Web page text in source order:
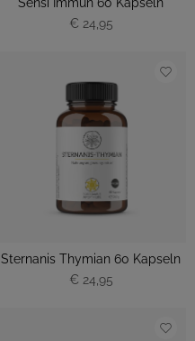
€ 24,95
Sternanis Thymian 60 Kapseln
€ 24,95